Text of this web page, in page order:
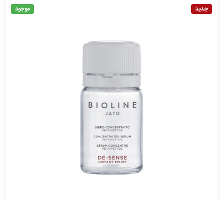
جدید موجود